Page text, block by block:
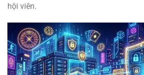
hội viên.